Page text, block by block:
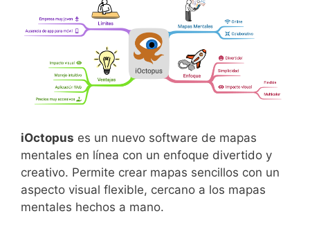
iOctopus es un nuevo software de mapas
mentales en línea con un enfoque divertido y
creativo. Permite crear mapas sencillos con un
aspecto visual flexible, cercano a los mapas
mentales hechos a mano.